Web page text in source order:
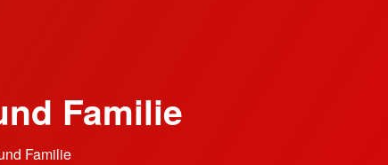
Familie
Familie